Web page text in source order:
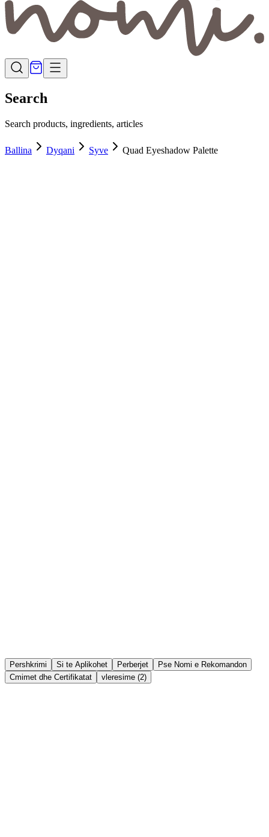
Search
Search products, ingredients, articles
Ballina Dyqani Syve Quad Eyeshadow Palette
Ndaj Lista e deshirave
Pershkrimi Si te Aplikohet Perberjet
Pse Nomi e Rekomandon
Cmimet dhe Certifikatat
vleresime (2)